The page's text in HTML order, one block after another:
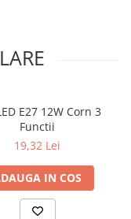
E27 12W Corn 3
Functii
19,32 Lei
IN COS